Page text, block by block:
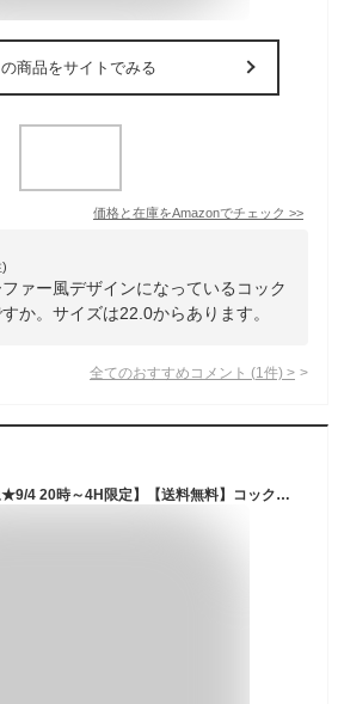
の商品をサイトでみる
価格と在庫をAmazonでチェック >>
ァー風デザインになっているコック
か。サイズは22.0からあります。
全てのおすすめコメント (1 件) >
【10％OFFクーポン対象★9/4 20時～4H限定】【送料無料】コックシューズ 厨房靴 滑りにくい 軽い レディース メンズ おしゃれ シューズ 黒 白 ブラック ホワイト 軽量 立ち仕事 疲れない スニーカー 疲れにくい 厨房 靴